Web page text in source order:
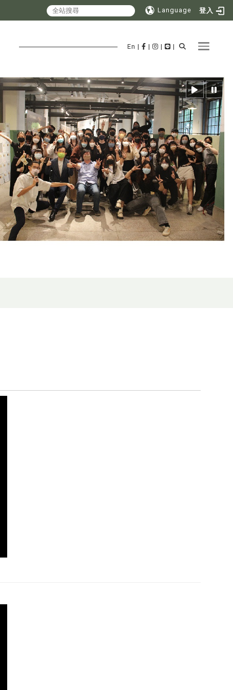
Language 登入
Toggle
En | | | |